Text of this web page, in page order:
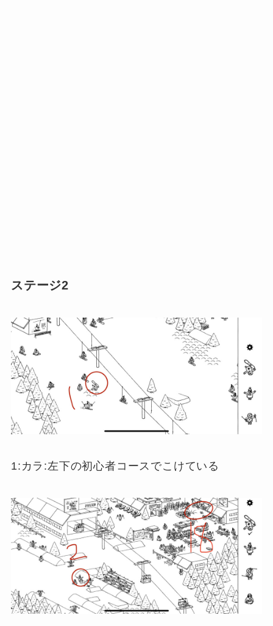
ステージ2
1:カラ:左下の初心者コースでこけている